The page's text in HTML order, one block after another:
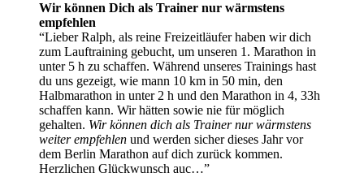
Wir können Dich als Trainer nur wärmstens
empfehlen
Lieber Ralph, als reine Freizeitläufer haben wir dich
zum Lauftraining gebucht, um unseren 1. Marathon in
unter 5 h zu schaffen. Während unseres Trainings hast
du uns gezeigt, wie mann 10 km in 50 min, den
Halbmarathon in unter 2 h und den Marathon in 4, 33h
schaffen kann. Wir hätten sowie nie für möglich
gehalten. Wir können dich als Trainer nur wärmstens
weiter empfehlen und werden sicher dieses Jahr vor
dem Berlin Marathon auf dich zurück kommen.
Herzlichen Glückwunsch auc…